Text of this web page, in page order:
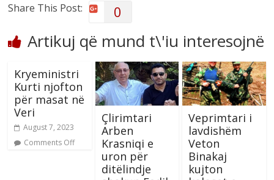
Share This Post: 0
Artikuj që mund t\'iu interesojnë
Kryeministri
Kurti njofton
për masat në
Veri
August 7, 2023
Comments Off
Çlirimtari
Arben
Krasniqi e
uron për
ditëlindje
Veprimtari i
lavdishëm
Veton
Binakaj
kujton